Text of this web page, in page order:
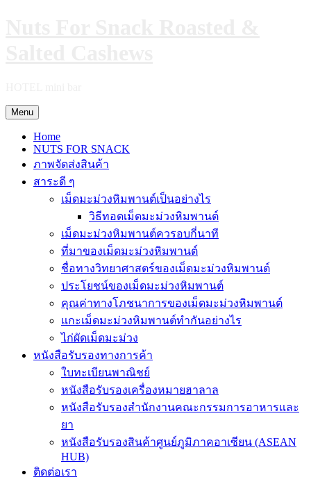
Menu
Home
NUTS FOR SNACK
ภาพจัดส่งสินค้า
สาระดี ๆ
เม็ดมะม่วงหิมพานต์เป็นอย่างไร
วิธีทอดเม็ดมะม่วงหิมพานต์
เม็ดมะม่วงหิมพานต์ควรอบกี่นาที
ที่มาของเม็ดมะม่วงหิมพานต์
ชื่อทางวิทยาศาสตร์ของเม็ดมะม่วงหิมพานต์
ประโยชน์ของเม็ดมะม่วงหิมพานต์
คุณค่าทางโภชนาการของเม็ดมะม่วงหิมพานต์
แกะเม็ดมะม่วงหิมพานต์ทำกันอย่างไร
ไก่ผัดเม็ดมะม่วง
หนังสือรับรองทางการค้า
ใบทะเบียนพาณิชย์
หนังสือรับรองเครื่องหมายฮาลาล
หนังสือรับรองสำนักงานคณะกรรมการอาหารและ
ยา
หนังสือรับรองสินค้าศูนย์ภูมิภาคอาเซียน (ASEAN
HUB)
ติดต่อเรา